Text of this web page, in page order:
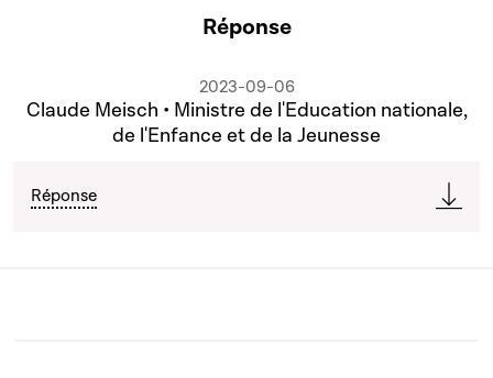
Réponse
2023-09-06
Claude Meisch • Ministre de l'Education nationale,
de l'Enfance et de la Jeunesse
Réponse